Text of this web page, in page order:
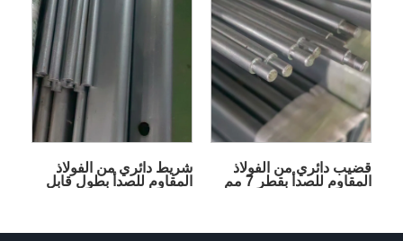
شريط دائري من الفولاذ
المقاوم للصدأ بطول قابل
قضيب دائري من الفولاذ
المقاوم للصدأ بقطر 7 مم